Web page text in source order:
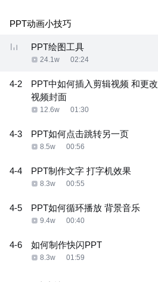
PPT动画小技巧
PPT绘图工具
24.1w 02:24
4-2
PPT中如何插入剪辑视频 和更改
视频封面
12.6w 01:30
4-3 PPT如何点击跳转另一页
8.5w 00:56
4-4 PPT制作文字 打字机效果
8.3w 00:55
4-5 PPT如何循环播放 背景音乐
9.4w 00:40
4-6 如何制作快闪PPT
8.3w 01:59